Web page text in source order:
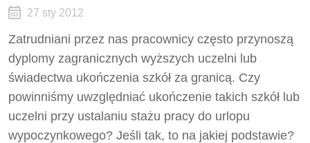
27 sty 2012
Zatrudniani przez nas pracownicy często przynoszą
dyplomy zagranicznych wyższych uczelni lub
świadectwa ukończenia szkół za granicą. Czy
powinniśmy uwzględniać ukończenie takich szkół lub
uczelni przy ustalaniu stażu pracy do urlopu
wypoczynkowego? Jeśli tak, to na jakiej podstawie?